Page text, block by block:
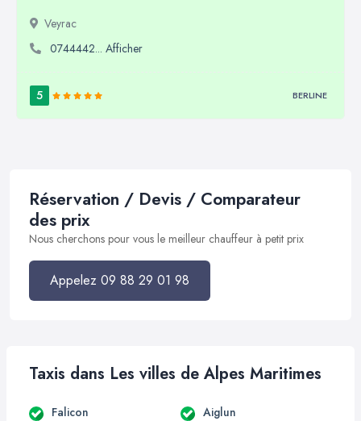
Veyrac
0744442... Afficher
5 BERLINE
Réservation / Devis / Comparateur
des prix
Nous cherchons pour vous le meilleur chauffeur à petit prix
Appelez 09 88 29 01 98
Taxis dans Les villes de Alpes Maritimes
Falicon Aiglun